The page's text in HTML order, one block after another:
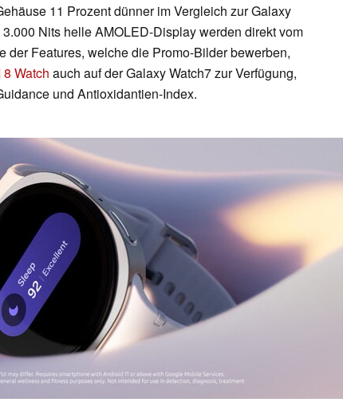
11 Prozent dünner im Vergleich zur Galaxy
3.000 Nits helle AMOLED-Display werden direkt vom
der Features, welche die Promo-Bilder bewerben,
Watch auch auf der Galaxy Watch7 zur Verfügung,
und Antioxidantien-Index.